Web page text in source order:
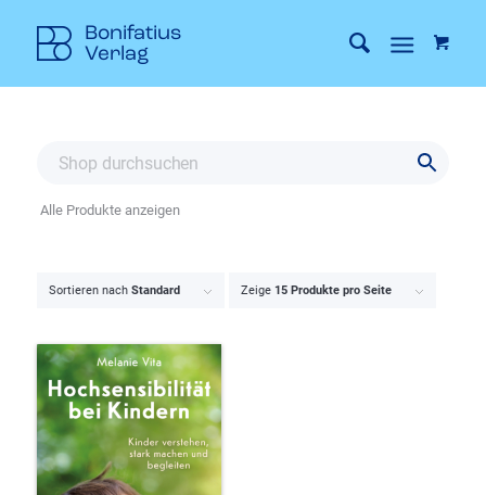
Sortieren nach Standard Zeige 15 Produkte pro Seite
Alle Produkte anzeigen